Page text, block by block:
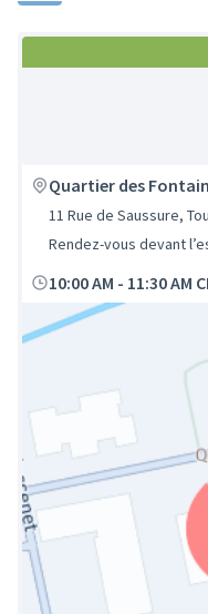
Quartier des
11 Rue de Saussure,
Rendez-vous devant
10:00 AM - 11:30 AM